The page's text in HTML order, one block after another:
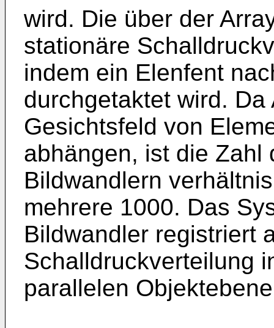
wird. Die über der
stationäre
indem ein Elenfent
durchgetaktet wird.
Gesichtsfeld von
abhängen, ist die Zahl
Bildwandlern
mehrere 1000. Das
Bildwandler registriert
Schalldruckverteilung
parallelen